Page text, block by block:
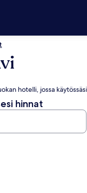
hotelli, jossa
hinnat